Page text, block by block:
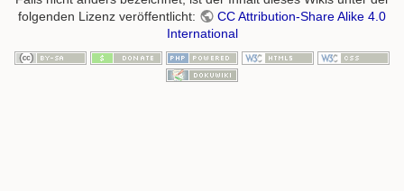
folgenden Lizenz veröffentlicht:
CC Attribution-Share Alike 4.0
International